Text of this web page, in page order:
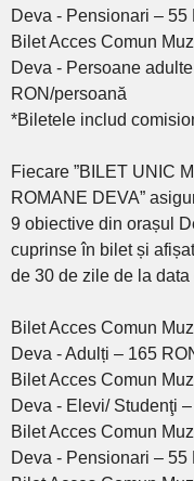
Deva - Pensionari – 55
Bilet Acces Comun
Deva - Persoane
RON/persoană
*Biletele includ
Fiecare ”BILET UNIC
ROMANE DEVA”
9 obiective din orașul
cuprinse în bilet și
de 30 de zile de la data
Bilet Acces Comun
Deva - Adulți – 165
Bilet Acces Comun
Deva - Elevi/ Studenţi
Bilet Acces Comun
Deva - Pensionari – 55